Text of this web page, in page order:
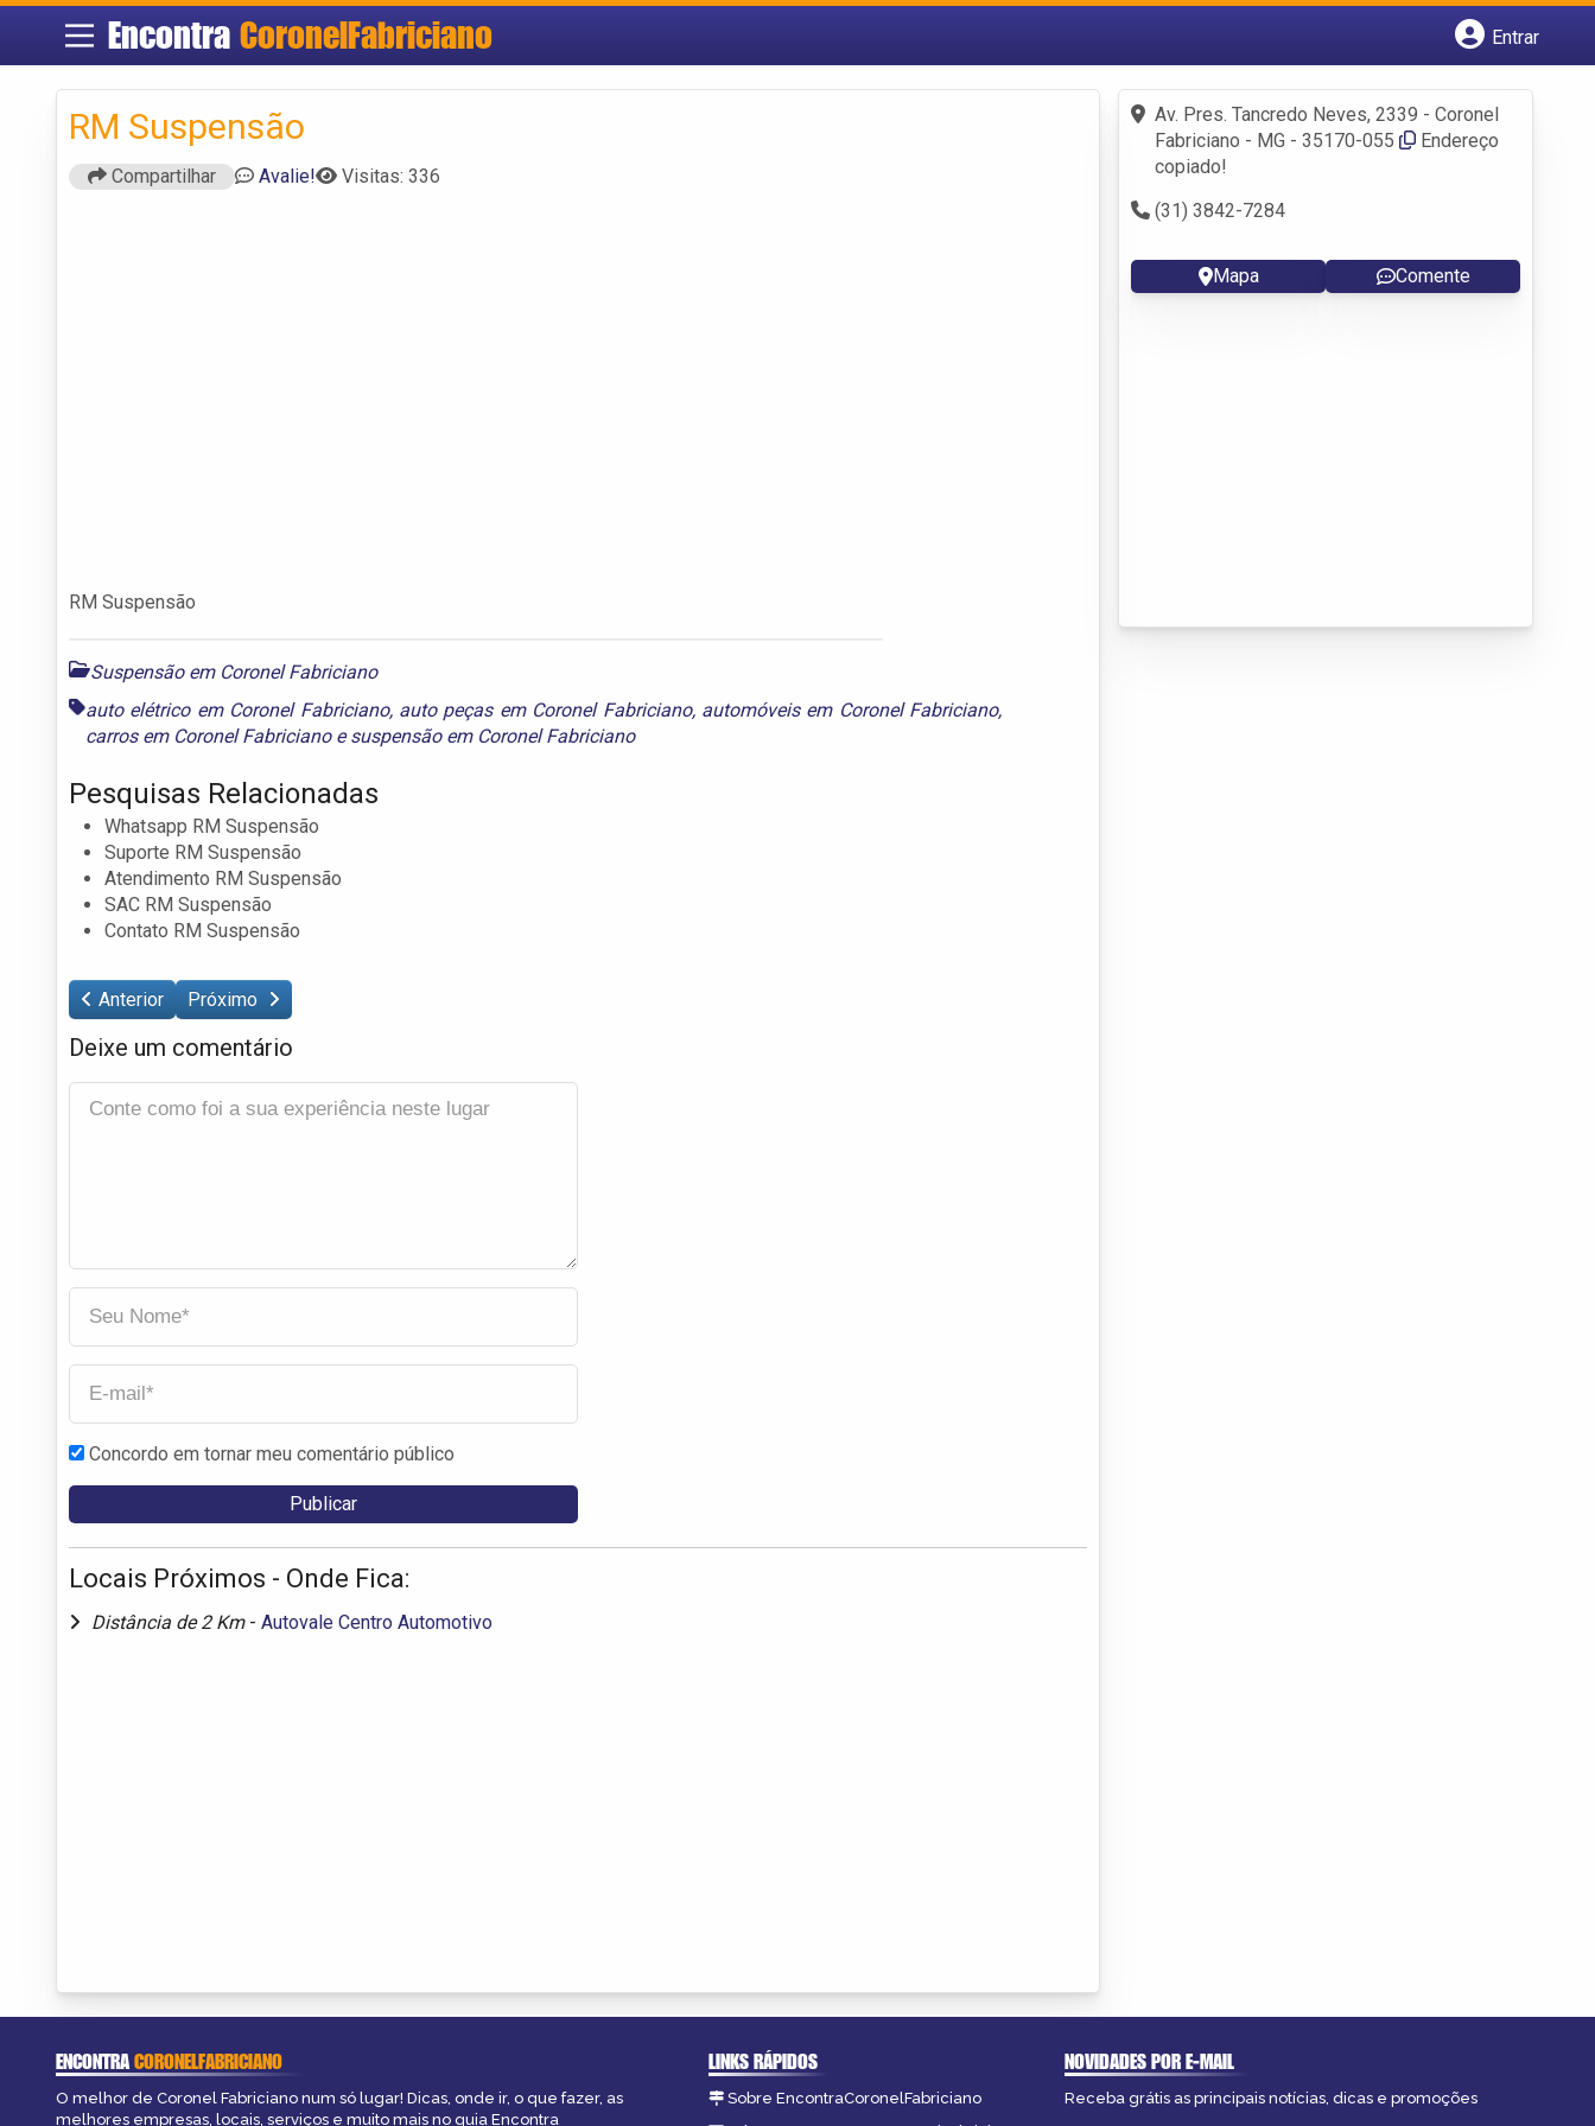
Encontra CoronelFabriciano
Entrar
Fazer login
Criar conta
RM Suspensão
Compartilhar Avalie! Visitas: 336
RM Suspensão
Suspensão em Coronel Fabriciano
auto elétrico em Coronel Fabriciano, auto peças em Coronel Fabriciano, automóveis em Coronel Fabriciano,
carros em Coronel Fabricianoesuspensão em Coronel Fabriciano
Pesquisas Relacionadas
Whatsapp RM Suspensão
Suporte RM Suspensão
Atendimento RM Suspensão
SAC RM Suspensão
Contato RM Suspensão
Anterior Próximo
Deixe um comentário
Concordo em tornar meu comentário público
Locais Próximos - Onde Fica:
Distância de 2 Km - Autovale Centro Automotivo
Av. Pres. Tancredo Neves, 2339 - Coronel
Fabriciano - MG - 35170-055‎
Endereço
copiado!
(31) 3842-7284
Mapa Comente
ENCONTRACORONELFABRICIANO
O melhor de Coronel Fabriciano num só lugar! Dicas, onde ir, o que fazer, as
melhores empresas, locais, serviços e muito mais no guia Encontra
LINKS RÁPIDOS
Sobre EncontraCoronelFabriciano
NOVIDADES POR E-MAIL
Receba grátis as principais notícias, dicas e promoções